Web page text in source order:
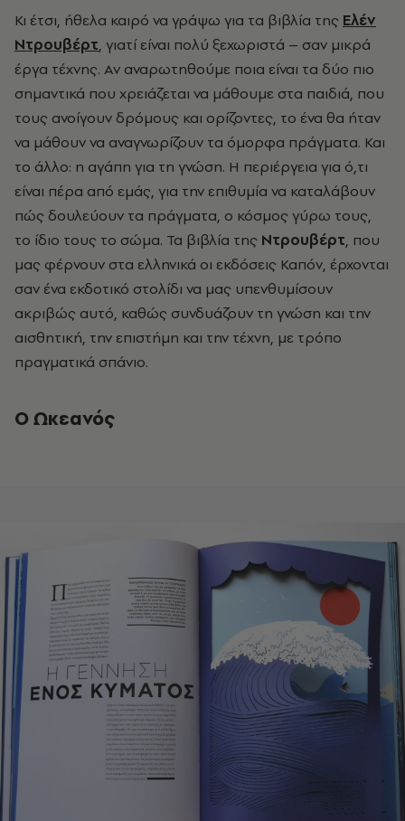
Κι έτσι, ήθελα καιρό να γράψω για τα βιβλία της Ελέν
Ντρουβέρτ, γιατί είναι πολύ ξεχωριστά – σαν μικρά
έργα τέχνης. Αν αναρωτηθούμε ποια είναι τα δύο πιο
σημαντικά που χρειάζεται να μάθουμε στα παιδιά, που
τους ανοίγουν δρόμους και ορίζοντες, το ένα θα ήταν
να μάθουν να αναγνωρίζουν τα όμορφα πράγματα. Και
το άλλο: η αγάπη για τη γνώση. Η περιέργεια για ό,τι
είναι πέρα από εμάς, για την επιθυμία να καταλάβουν
πώς δουλεύουν τα πράγματα, ο κόσμος γύρω τους,
το ίδιο τους το σώμα. Τα βιβλία της Ντρουβέρτ, που
μας φέρνουν στα ελληνικά οι εκδόσεις Καπόν, έρχονται
σαν ένα εκδοτικό στολίδι να μας υπενθυμίσουν
ακριβώς αυτό, καθώς συνδυάζουν τη γνώση και την
αισθητική, την επιστήμη και την τέχνη, με τρόπο
πραγματικά σπάνιο.
Ο Ωκεανός